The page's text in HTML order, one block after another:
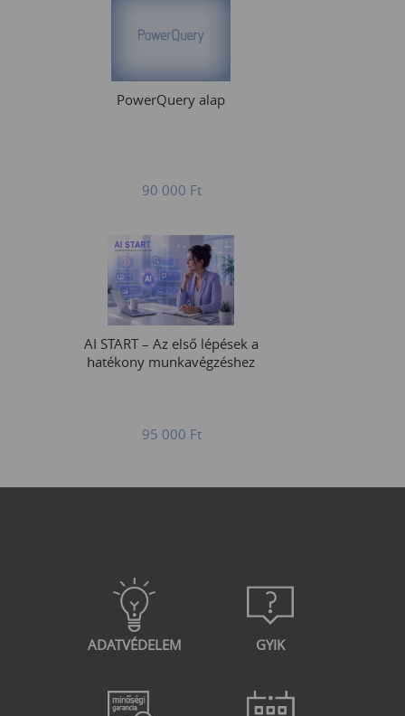
PowerQuery alap
90 000 Ft
AI START – Az első lépések a
hatékony munkavégzéshez
95 000 Ft
ADATVÉDELEM GYIK